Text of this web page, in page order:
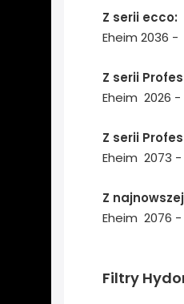
Z serii ecco:
Eheim 2036 -
Z serii
Eheim 2026 -
Z serii
Eheim 2073 -
Z
Eheim 2076 -
Filtry